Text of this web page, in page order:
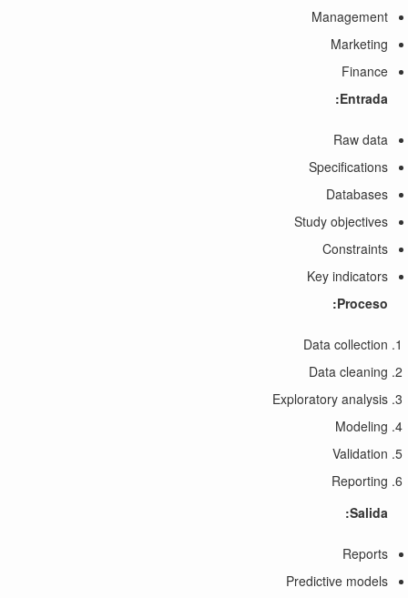
Management
Marketing
Finance
Entrada:
Raw data
Specifications
Databases
Study objectives
Constraints
Key indicators
Proceso:
Data collection
Data cleaning
Exploratory analysis
Modeling
Validation
Reporting
Salida:
Reports
Predictive models